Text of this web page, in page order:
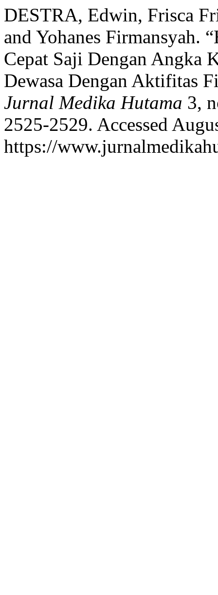
DESTRA, Edwin, Frisca
and Yohanes Firmansyah.
Cepat Saji Dengan Angka
Dewasa Dengan Aktifitas
Jurnal Medika Hutama 3,
2525-2529. Accessed
https://